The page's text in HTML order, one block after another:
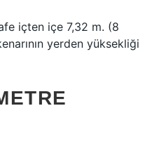
içten içe 7,32 m. (8
yerden yüksekliği